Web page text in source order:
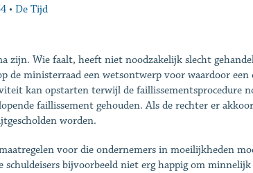
• De Tijd
zijn. Wie faalt, heeft niet noodzakelijk slecht
de ministerraad een wetsontwerp voor waardoor
kan opstarten terwijl de faillissementsprocedure
faillissement gehouden. Als de rechter er
worden.
voor die ondernemers in moeilijkheden
bijvoorbeeld niet erg happig om